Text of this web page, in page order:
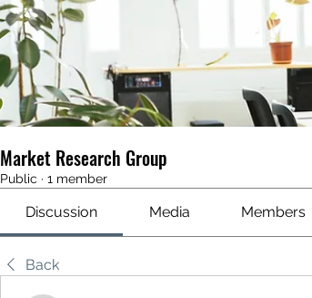
Market Research Group
Public · 1 member
Discussion Media Members
Back